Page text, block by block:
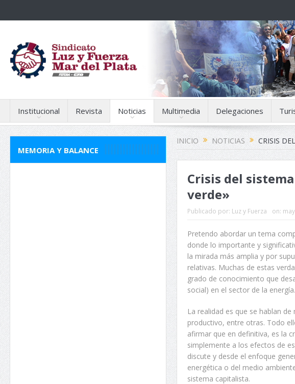
Institucional Revista Noticias Multimedia Delegaciones
INICIO NOTICIAS CRISIS
Crisis del
verde»
Publicado por: Luz y Fuerza on:
Pretendo abordar un tema
donde lo importante y
la mirada más amplia y por
relativas. Muchas de estas
grado de conocimiento que
social) en el sector de la
La realidad es que se hablan
productivo, entre otras. Todo
afirmar que en definitiva, es la
simplemente a los efectos de
discute y desde el enfoque
energética o del medio
sistema capitalista.
MEMORIA Y BALANCE